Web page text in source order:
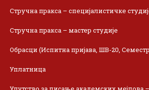
Стручна пракса – специјалистичке
Стручна пракса – мастер студије
Обрасци (Испитна пријава, ШВ-20,
Уплатница